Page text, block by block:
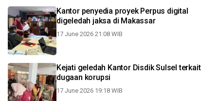
Kantor penyedia proyek Perpus digital
digeledah jaksa di Makassar
17 June 2026 21:08 WIB
Kejati geledah Kantor Disdik Sulsel terkait
dugaan korupsi
17 June 2026 19:18 WIB